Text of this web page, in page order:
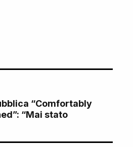
“Comfortably
“Mai stato